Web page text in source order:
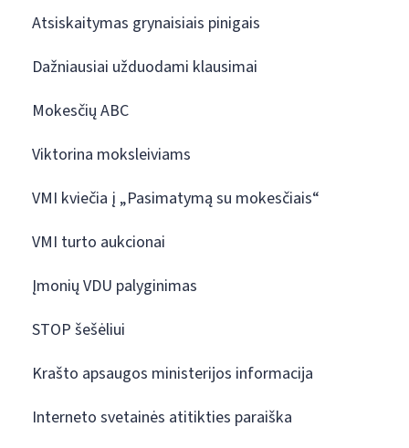
Atsiskaitymas grynaisiais pinigais
Dažniausiai užduodami klausimai
Mokesčių ABC
Viktorina moksleiviams
VMI kviečia į „Pasimatymą su mokesčiais“
VMI turto aukcionai
Įmonių VDU palyginimas
STOP šešėliui
Krašto apsaugos ministerijos informacija
Interneto svetainės atitikties paraiška